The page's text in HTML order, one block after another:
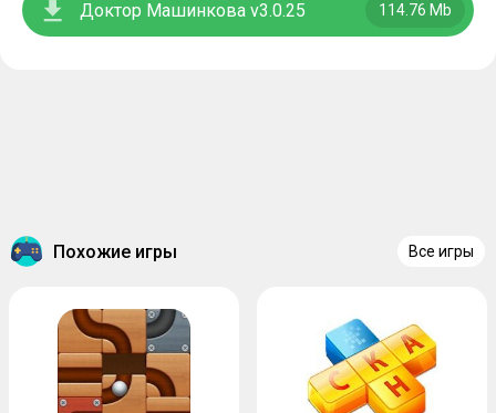
Доктор Машинкова v3.0.25 114.76 Mb
Похожие игры Все игры